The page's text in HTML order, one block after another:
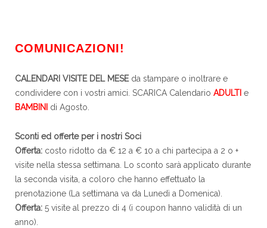
COMUNICAZIONI!
CALENDARI VISITE DEL MESEda stampare o inoltrare e
condividere con i vostri amici. SCARICA Calendario ADULTI e
BAMBINI
di Agosto.
Sconti ed offerte per i nostri Soci
Offerta: costo ridotto da € 12 a € 10 a chi partecipa a 2 o +
visite nella stessa settimana. Lo sconto sarà applicato durante
la seconda visita, a coloro che hanno effettuato la
prenotazione (La settimana va da Lunedì a Domenica).
Offerta: 5 visite al prezzo di 4 (i coupon hanno validità di un
anno).